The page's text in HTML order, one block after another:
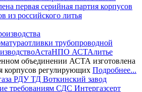
первая серийная партия корпусов
из российского литья
отливки трубопроводной
АстаНПО АСТАлитье
объединении АСТА изготовлена
корпусов регулирующих Подробнее...